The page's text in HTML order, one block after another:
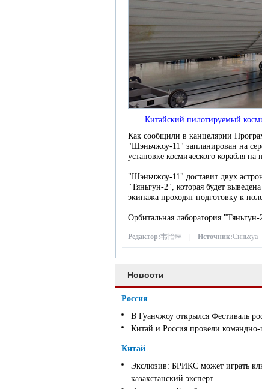
Китайский пилотируемый
Как сообщили в канцелярии
"Шэньчжоу-11" запланирован на
установке космического корабля
"Шэньчжоу-11" доставит двух
"Тяньгун-2", которая будет
экипажа проходят подготовку к
Орбитальная лаборатория
Редактор:韦怡琳 | Источник:Синьхуа
Новости
Россия
В Гуанчжоу открылся Фестиваль
Китай и Россия провели
Китай
Экслюзив: БРИКС может играть
казахстанский эксперт